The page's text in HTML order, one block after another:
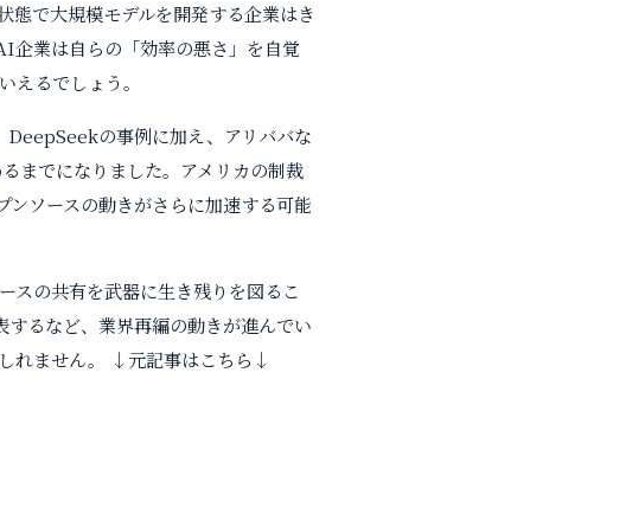
で大規模モデルを開発する企業はき
企業は自らの「効率の悪さ」を自覚
えるでしょう。
DeepSeekの事例に加え、アリババな
までになりました。アメリカの制裁
ソースの動きがさらに加速する可能
スの共有を武器に生き残りを図るこ
るなど、業界再編の動きが進んでい
ません。
↓元記事はこちら↓